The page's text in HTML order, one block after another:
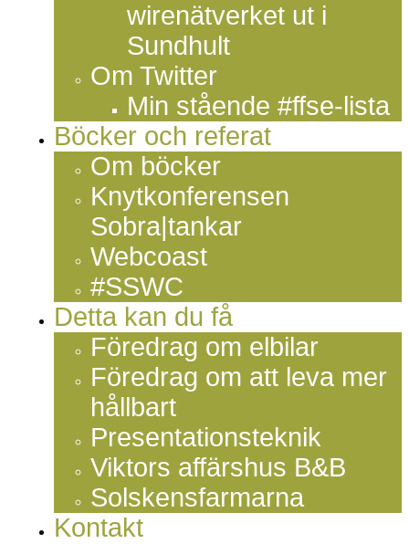
wirenätverket ut i
Sundhult
Om Twitter
Min stående #ffse-lista
Böcker och referat
Om böcker
Knytkonferensen
Sobra|tankar
Webcoast
#SSWC
Detta kan du få
Föredrag om elbilar
Föredrag om att leva mer
hållbart
Presentationsteknik
Viktors affärshus B&B
Solskensfarmarna
Kontakt